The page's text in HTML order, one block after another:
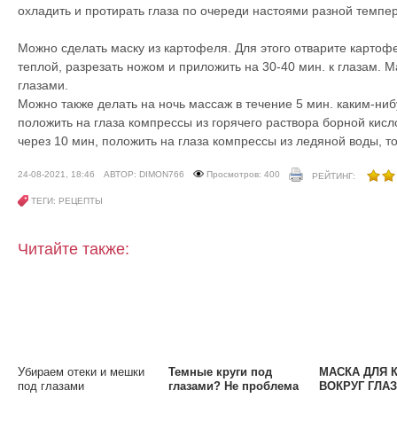
охладить и протирать глаза по очереди настоями разной
Можно сделать маску из картофеля. Для этого отварите
теплой, разрезать ножом и приложить на 30-40 мин. к глазам.
глазами.
Можно также делать на ночь массаж в течение 5 мин. каким-
положить на глаза компрессы из горячего раствора борной
через 10 мин, положить на глаза компрессы из ледяной воды,
24-08-2021, 18:46 АВТОР: DIMON766 Просмотров: 400 РЕЙТИНГ:
ТЕГИ: РЕЦЕПТЫ
Читайте также:
Убираем отеки и мешки
под глазами
Темные круги под
глазами? Не проблема
МАСКА ДЛЯ
ВОКРУГ ГЛАЗ